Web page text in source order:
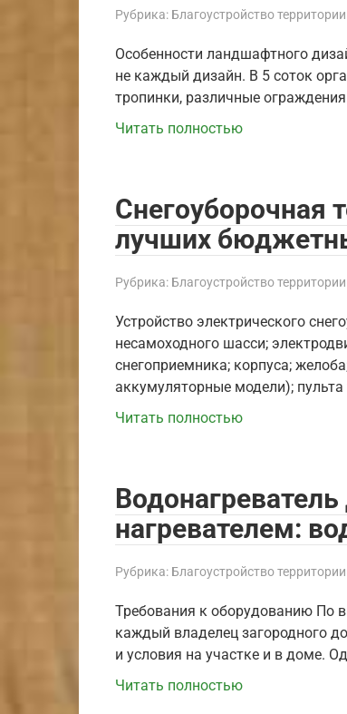
Рубрика: Благоустройство территории
Особенности ландшафтного
не каждый дизайн. В 5 соток
тропинки, различные
Читать полностью
Снегоуборочная
лучших
Рубрика: Благоустройство территории
Устройство электрического
несамоходного шасси;
снегоприемника; корпуса;
аккумуляторные модели);
Читать полностью
нагревателем:
Рубрика: Благоустройство территории
Требования к оборудованию По
каждый владелец загородного
и условия на участке и в доме.
Читать полностью